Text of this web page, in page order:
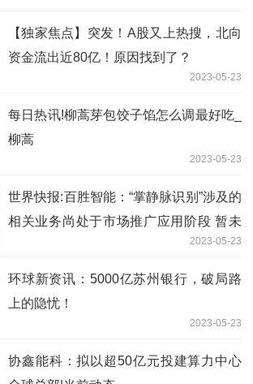
【独家焦点】突发！A股又上热搜，北向
资金流出近80亿！原因找到了？
2023-05-23
每日热讯!柳蒿芽包饺子馅怎么调最好吃_
柳蒿
2023-05-23
世界快报:百胜智能：“掌静脉识别”涉及的
相关业务尚处于市场推广应用阶段 暂未
2023-05-23
环球新资讯：5000亿苏州银行，破局路
上的隐忧！
2023-05-23
协鑫能科：拟以超50亿元投建算力中心